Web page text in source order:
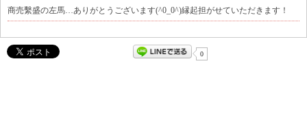
商売繫盛の左馬…ありがとうございます(^0_0^)縁起担がせていただきます！
0